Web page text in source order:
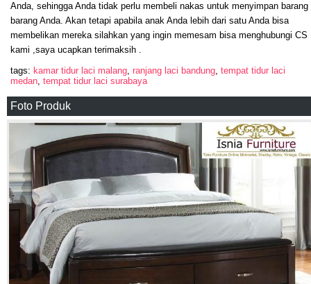
Anda, sehingga Anda tidak perlu membeli nakas untuk menyimpan barang
barang Anda. Akan tetapi apabila anak Anda lebih dari satu Anda bisa
membelikan mereka silahkan yang ingin memesam bisa menghubungi CS
kami ,saya ucapkan terimaksih .
tags: kamar tidur laci malang, ranjang laci bandung, tempat tidur laci
medan, tempat tidur laci surabaya
Foto Produk